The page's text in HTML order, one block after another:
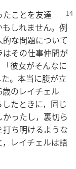
たことを友達
しれません。例
な問題について
その仕事仲間が
彼女がそんなに
。本当に腹が立
のレイチェル
たときに，同じ
ったし，裏切ら
ち明けるような
レイチェルは語